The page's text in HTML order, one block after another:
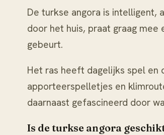
De turkse angora is intelligent,
door het huis, praat graag
gebeurt.
Het ras heeft dagelijks spel en
apporteerspelletjes en
daarnaast gefascineerd door
Is de turkse angora